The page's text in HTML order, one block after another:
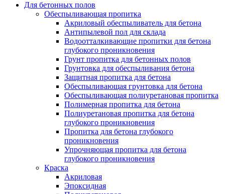
Для бетонных полов
Обеспыливающая пропитка
Акриловый обеспыливатель для бетона
Антипылевой пол для склада
Водоотталкивающие пропитки для бетона
глубокого проникновения
Грунт пропитка для бетонных полов
Грунтовка для обеспыливания бетона
Защитная пропитка для бетона
Обеспыливающая грунтовка для бетона
Обеспыливающая полиуретановая пропитка
Полимерная пропитка для бетона
Полиуретановая пропитка для бетона
глубокого проникновения
Пропитка для бетона глубокого
проникновения
Упрочняющая пропитка для бетона
глубокого проникновения
Краска
Акриловая
Эпоксидная